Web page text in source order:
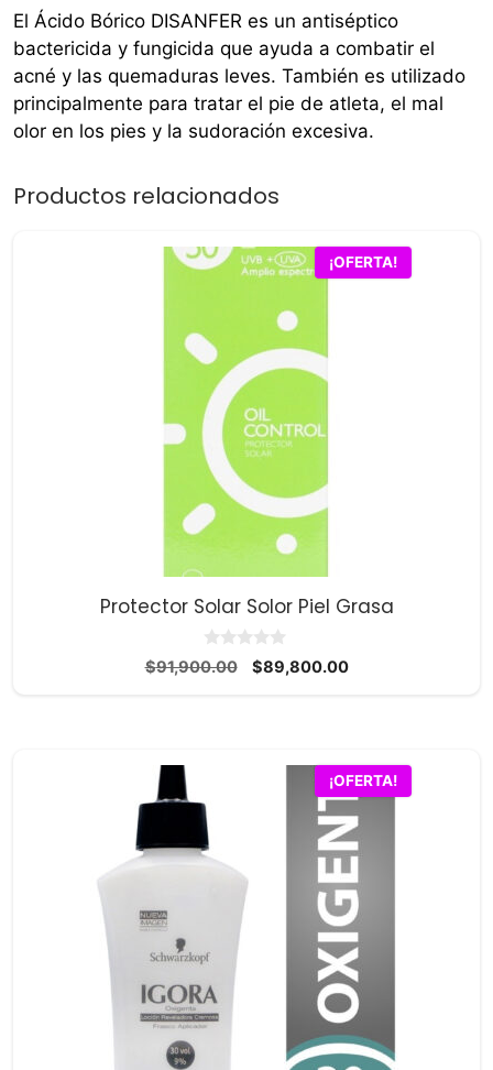
El Ácido Bórico DISANFER es un antiséptico
bactericida y fungicida que ayuda a combatir el
acné y las quemaduras leves. También es utilizado
principalmente para tratar el pie de atleta, el mal
olor en los pies y la sudoración excesiva.
Productos relacionados
¡OFERTA!
Protector Solar Solor Piel Grasa
0
d
$91,900.00
El
$89,800.00El
¡OFERTA!